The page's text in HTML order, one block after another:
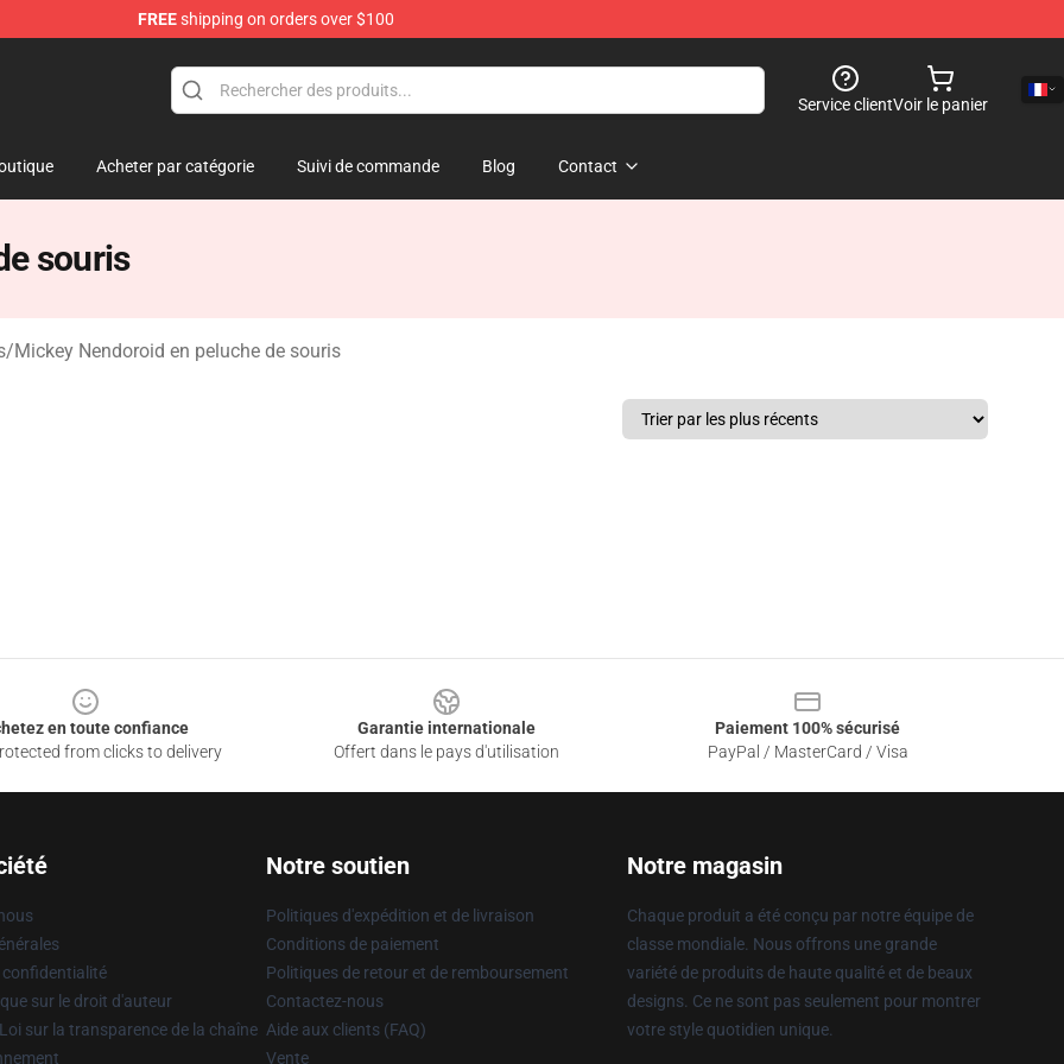
FREEshipping on orders over $100
Service clientVoir le panier
Acheter par catégorie Suivi de commande Blog Contact
souris
/Mickey Nendoroid en peluche de souris
en toute confiance
from clicks to delivery
Garantie internationale
Offert dans le pays d'utilisation
Paiement 100% sécurisé
PayPal / MasterCard / Visa
confidentialité
sur le droit d'auteur
sur la transparence de la chaîne
Notre soutien
Politiques d'expédition et de livraison
Conditions de paiement
Politiques de retour et de remboursement
Contactez-nous
Aide aux clients (FAQ)
Vente
Notre magasin
Chaque produit a été conçu par notre équipe de
classe mondiale. Nous offrons une grande
variété de produits de haute qualité et de beaux
designs. Ce ne sont pas seulement pour montrer
votre style quotidien unique.